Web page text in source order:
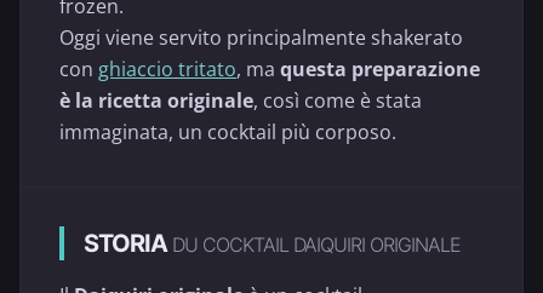
frozen.
Oggi viene servito principalmente shakerato
con ghiaccio tritato, ma questa preparazione
è la ricetta originale, così come è stata
immaginata, un cocktail più corposo.
STORIA DU COCKTAIL DAIQUIRI ORIGINALE